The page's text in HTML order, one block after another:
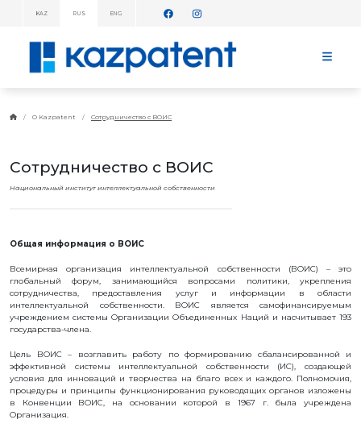
KAZ RUS ENG
ИНФОРМАЦИОННЫЕ
СООБЩЕНИЯ!
KAZPATENT
РУКОВОДСТВО
СОТРУДНИЧЕСТВО
ПЛАН
РАБОТЫ
БАНКОВСКИЕ
РЕКВИЗИТЫ
ГОРОДЕ
АЛМАТЫ
О Kazpatent Сотрудничество с ВОИС
Сотрудничество с ВОИС
Национальный институт интеллектуальной собственности
Общая информация о ВОИС
Всемирная организация интеллектуальной собственности (ВОИС) – это
глобальный форум, занимающийся вопросами политики, укрепления
сотрудничества, предоставления услуг и информации в области
интеллектуальной собственности. ВОИС является самофинансируемым
учреждением системы Организации Объединенных Наций и насчитывает 193
государства-члена.
Цель ВОИС – возглавить работу по формированию сбалансированной и
эффективной системы интеллектуальной собственности (ИС), создающей
условия для инноваций и творчества на благо всех и каждого. Полномочия,
процедуры и принципы функционирования руководящих органов изложены
в Конвенции ВОИС, на основании которой в 1967 г. была учреждена
Организация.